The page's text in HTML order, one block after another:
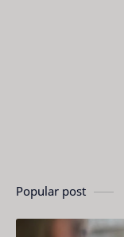
Popular post